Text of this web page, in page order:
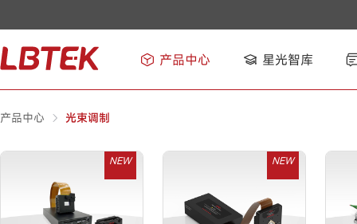
产品中心 星光智库
产品中心 光束调制
NEW NEW